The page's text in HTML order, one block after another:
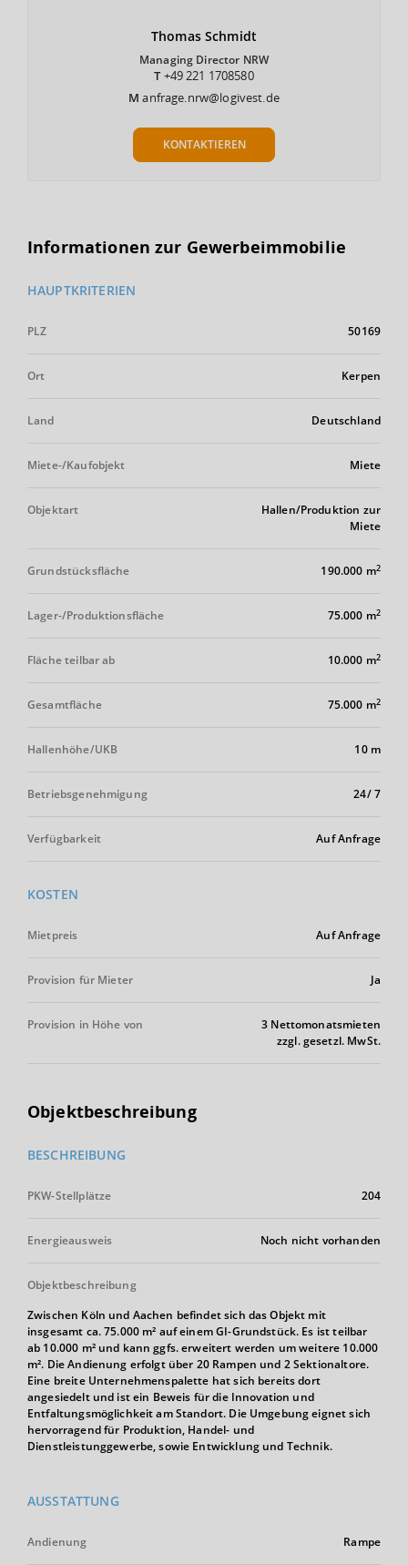
Thomas Schmidt
Managing Director NRW
T+49 221 1708580
Manfrage.nrw@logivest.de
KONTAKTIEREN
Informationen zur Gewerbeimmobilie
HAUPTKRITERIEN
PLZ 50169
Ort Kerpen
Land Deutschland
Miete-/Kaufobjekt Miete
Objektart
Hallen/Produktion zur
Miete
Grundstücksfläche 190.000 m2
Lager-/Produktionsfläche 75.000 m2
Fläche teilbar ab 10.000 m2
Gesamtfläche 75.000 m2
Hallenhöhe/UKB 10 m
Betriebsgenehmigung 24/ 7
Verfügbarkeit Auf Anfrage
KOSTEN
Mietpreis Auf Anfrage
Provision für Mieter Ja
Provision in Höhe von
3 Nettomonatsmieten
zzgl. gesetzl. MwSt.
Objektbeschreibung
BESCHREIBUNG
PKW-Stellplätze 204
Energieausweis Noch nicht vorhanden
Objektbeschreibung
Zwischen Köln und Aachen befindet sich das Objekt mit
insgesamt ca. 75.000 m² auf einem GI-Grundstück. Es ist teilbar
ab 10.000 m² und kann ggfs. erweitert werden um weitere 10.000
m². Die Andienung erfolgt über 20 Rampen und 2 Sektionaltore.
Eine breite Unternehmenspalette hat sich bereits dort
angesiedelt und ist ein Beweis für die Innovation und
Entfaltungsmöglichkeit am Standort. Die Umgebung eignet sich
hervorragend für Produktion, Handel- und
Dienstleistunggewerbe, sowie Entwicklung und Technik.
AUSSTATTUNG
Andienung Rampe